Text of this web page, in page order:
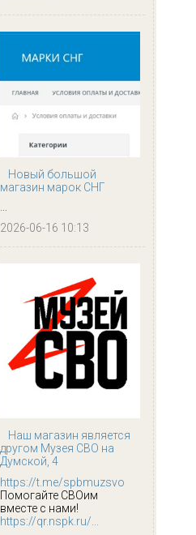
Новый большой
магазин марок СНГ
...
2026-06-16 10:13
Наш магазин является
другом Музея СВО на
Думской, 4
https://t.me/spbmuzsvo
Помогайте СВОим
вместе с нами!
https://qr.nspk.ru/...